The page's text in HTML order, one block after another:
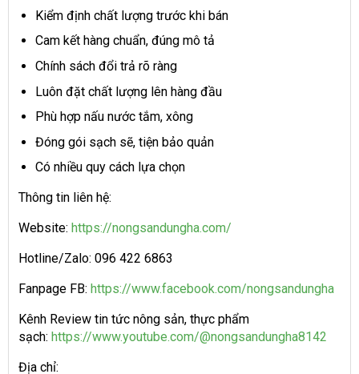
Kiểm định chất lượng trước khi bán
Cam kết hàng chuẩn, đúng mô tả
Chính sách đổi trả rõ ràng
Luôn đặt chất lượng lên hàng đầu
Phù hợp nấu nước tắm, xông
Đóng gói sạch sẽ, tiện bảo quản
Có nhiều quy cách lựa chọn
Thông tin liên hệ:
Website: https://nongsandungha.com/
Hotline/Zalo: 096 422 6863
Fanpage FB: https://www.facebook.com/nongsandungha
Kênh Review tin tức nông sản, thực phẩm
sạch: https://www.youtube.com/@nongsandungha8142
Địa chỉ: